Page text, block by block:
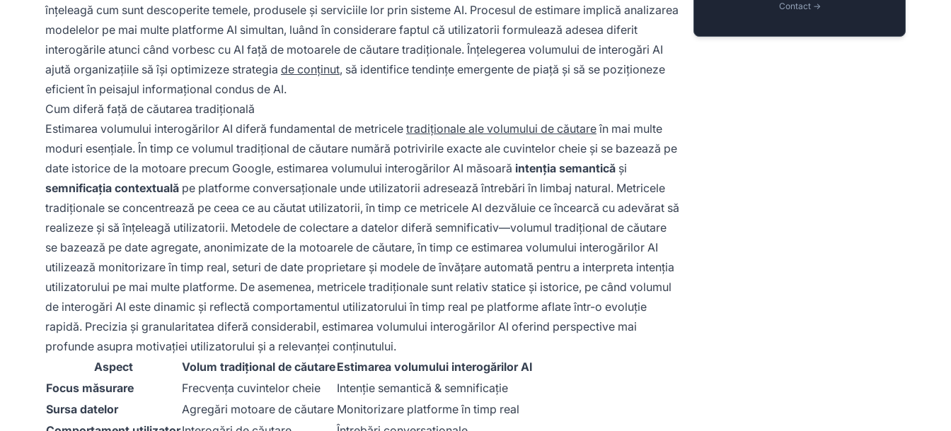
înțeleagă cum sunt descoperite temele, produsele și serviciile lor prin sisteme AI. Procesul de estimare implică analizarea
modelelor pe mai multe platforme AI simultan, luând în considerare faptul că utilizatorii formulează adesea diferit
interogările atunci când vorbesc cu AI față de motoarele de căutare tradiționale. Înțelegerea volumului de interogări AI
ajută organizațiile să își optimizeze strategia de conținut, să identifice tendințe emergente de piață și să se poziționeze
eficient în peisajul informațional condus de AI.
Cum diferă față de căutarea tradițională
Estimarea volumului interogărilor AI diferă fundamental de metricele tradiționale ale volumului de căutareîn mai multe
moduri esențiale. În timp ce volumul tradițional de căutare numără potrivirile exacte ale cuvintelor cheie și se bazează pe
date istorice de la motoare precum Google, estimarea volumului interogărilor AI măsoară intenția semantică și
semnificația contextuală pe platforme conversaționale unde utilizatorii adresează întrebări în limbaj natural. Metricele
tradiționale se concentrează pe ceea ce au căutat utilizatorii, în timp ce metricele AI dezvăluie ce încearcă cu adevărat să
realizeze și să înțeleagă utilizatorii. Metodele de colectare a datelor diferă semnificativ—volumul tradițional de căutare
se bazează pe date agregate, anonimizate de la motoarele de căutare, în timp ce estimarea volumului interogărilor AI
utilizează monitorizare în timp real, seturi de date proprietare și modele de învățare automată pentru a interpreta intenția
utilizatorului pe mai multe platforme. De asemenea, metricele tradiționale sunt relativ statice și istorice, pe când volumul
de interogări AI este dinamic și reflectă comportamentul utilizatorului în timp real pe platforme aflate într-o evoluție
rapidă. Precizia și granularitatea diferă considerabil, estimarea volumului interogărilor AI oferind perspective mai
profunde asupra motivației utilizatorului și a relevanței conținutului.
Aspect
Volum tradițional de căutareEstimarea volumului interogărilor AI
Focus măsurare
Frecvența cuvintelor cheie
Intenție semantică & semnificație
Sursa datelor
Agregări motoare de căutare Monitorizare platforme în timp real
Contact →